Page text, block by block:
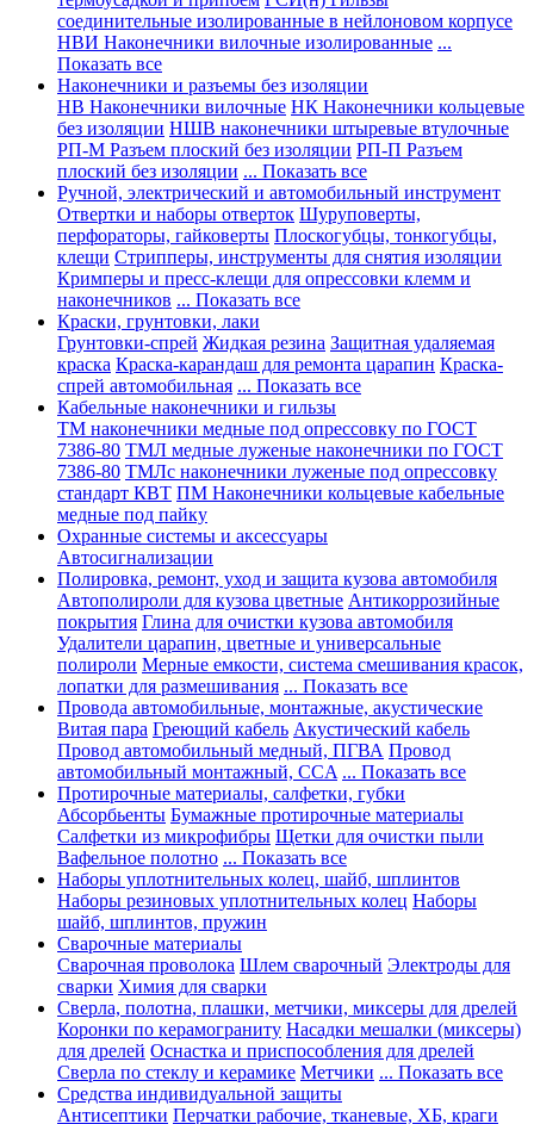
соединительные изолированные в нейлоновом корпусе
НВИ Наконечники вилочные изолированные ...
Показать все
Наконечники и разъемы без изоляции
НВ Наконечники вилочные НК Наконечники кольцевые
без изоляции НШВ наконечники штыревые втулочные
РП-М Разъем плоский без изоляции РП-П Разъем
плоский без изоляции ... Показать все
Ручной, электрический и автомобильный инструмент
Отвертки и наборы отверток Шуруповерты,
перфораторы, гайковерты Плоскогубцы, тонкогубцы,
клещи Стрипперы, инструменты для снятия изоляции
Кримперы и пресс-клещи для опрессовки клемм и
наконечников ... Показать все
Краски, грунтовки, лаки
Грунтовки-спрей Жидкая резина Защитная удаляемая
краска Краска-карандаш для ремонта царапин Краска-
спрей автомобильная ... Показать все
Кабельные наконечники и гильзы
ТМ наконечники медные под опрессовку по ГОСТ
7386-80 ТМЛ медные луженые наконечники по ГОСТ
7386-80 ТМЛс наконечники луженые под опрессовку
стандарт КВТ ПМ Наконечники кольцевые кабельные
медные под пайку
Охранные системы и аксессуары
Автосигнализации
Полировка, ремонт, уход и защита кузова автомобиля
Автополироли для кузова цветные Антикоррозийные
покрытия Глина для очистки кузова автомобиля
Удалители царапин, цветные и универсальные
полироли Мерные емкости, система смешивания красок,
лопатки для размешивания ... Показать все
Провода автомобильные, монтажные, акустические
Витая пара Греющий кабель Акустический кабель
Провод автомобильный медный, ПГВА Провод
автомобильный монтажный, CCA ... Показать все
Протирочные материалы, салфетки, губки
Абсорбьенты Бумажные протирочные материалы
Салфетки из микрофибры Щетки для очистки пыли
Вафельное полотно ... Показать все
Наборы уплотнительных колец, шайб, шплинтов
Наборы резиновых уплотнительных колец Наборы
шайб, шплинтов, пружин
Сварочные материалы
Сварочная проволока Шлем сварочный Электроды для
сварки Химия для сварки
Сверла, полотна, плашки, метчики, миксеры для дрелей
Коронки по керамограниту Насадки мешалки (миксеры)
для дрелей Оснастка и приспособления для дрелей
Сверла по стеклу и керамике Метчики ... Показать все
Средства индивидуальной защиты
Антисептики Перчатки рабочие, тканевые, ХБ, краги